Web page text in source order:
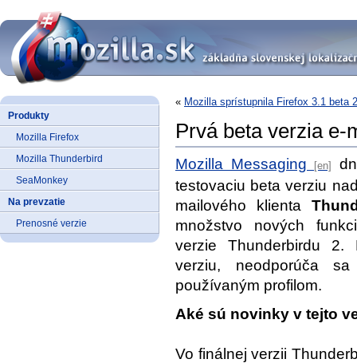
Produkty
Mozilla Firefox
Mozilla Thunderbird
SeaMonkey
Na prevzatie
Prenosné verzie
« Mozilla sprístupnila Firefox 3.1 beta 2
Prvá beta verzia e-
Mozilla Messaging
testovaciu beta verziu
mailového klienta
množstvo nových
verzie Thunderbirdu
verziu, neodporúča
používaným profilom.
Aké sú novinky v tejto
Vo finálnej verzii